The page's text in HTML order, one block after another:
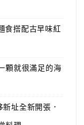
食搭配古早味紅
顆就很滿足的海
址全新開張．